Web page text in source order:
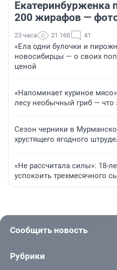
Екатеринбурженка
200 жирафов —
23 часа 21 160 41
«Ела одни булочки и
новосибирцы — о своих
ценой
«Напоминает куриное
лесу необычный гриб — что
Сезон черники в
хрустящего ягодного
«Не рассчитала силы»: 18-
успокоить трехмесячного
Сообщить новость
Рубрики